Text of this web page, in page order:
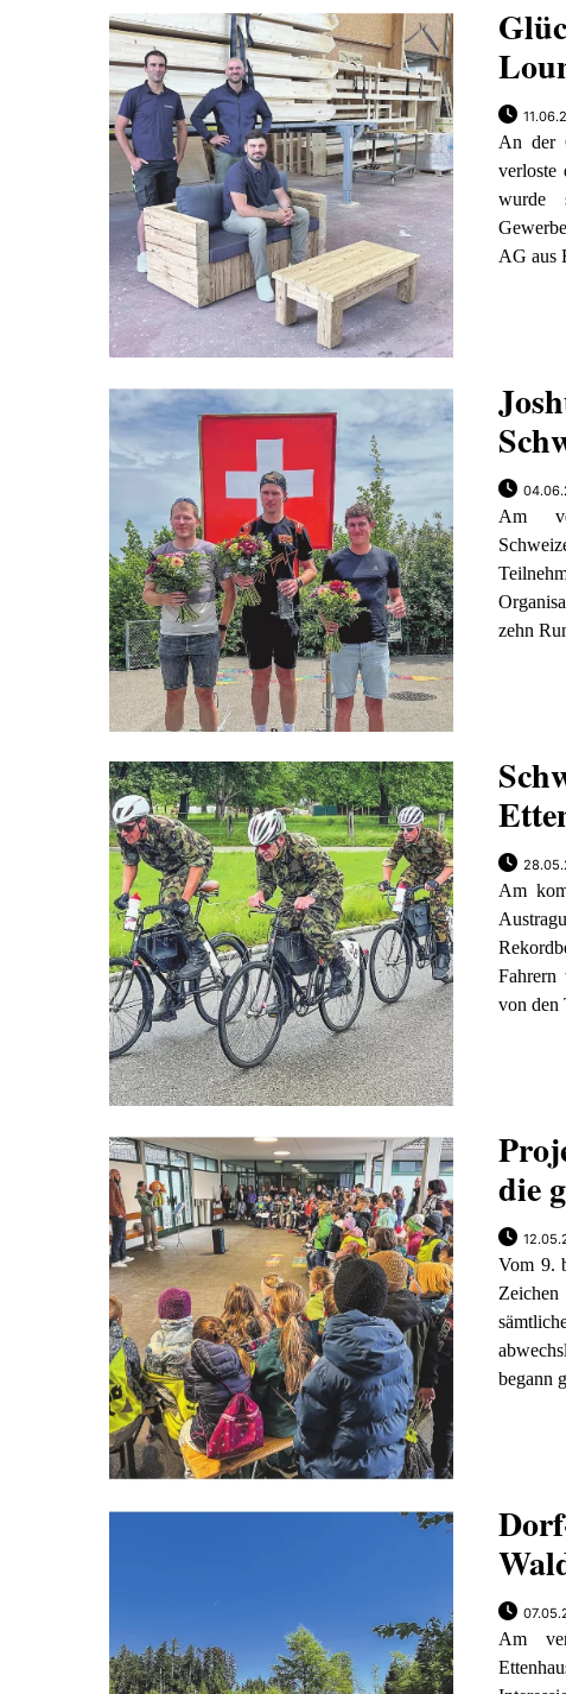
An der
verloste
wurde
AG aus
Am
zehn
Am
Fahrern
von den
die
Vom 9.
begann
Am